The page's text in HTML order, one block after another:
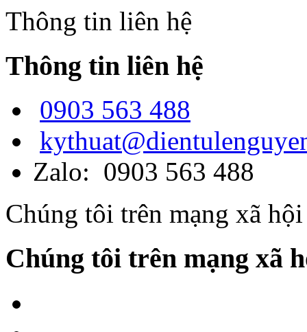
Thông tin liên hệ
Thông tin liên hệ
0903 563 488
Zalo: 0903 563 488
Chúng tôi trên mạng xã hội
Chúng tôi trên mạng xã